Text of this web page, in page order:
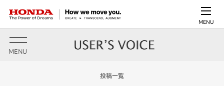
MENU
MENU
投稿一覧